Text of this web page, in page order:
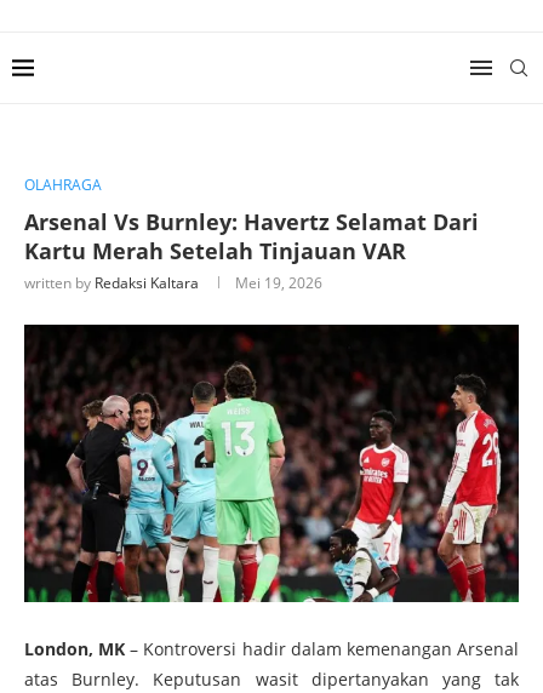
OLAHRAGA
Arsenal Vs Burnley: Havertz Selamat Dari
Kartu Merah Setelah Tinjauan VAR
written by Redaksi Kaltara Mei 19, 2026
London, MK – Kontroversi hadir dalam kemenangan Arsenal
atas Burnley. Keputusan wasit dipertanyakan yang tak